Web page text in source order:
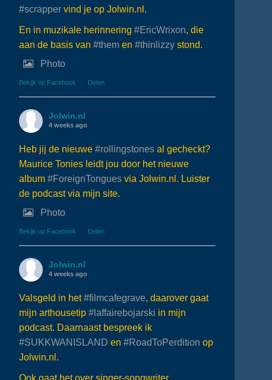
#scrapper vind je op Jolwin.nl.
En in muzikale herinnering #EricWrixon, die
aan de basis van #them en #thinlizzy stond.
Photo
Bekijk op Facebook · Delen
Jolwin.nl
4 weeks ago
Heb jij de nieuwe #rollingstones al gecheckt?
Maurice Tonies leidt jou door het nieuwe
album #ForeignTongues via Jolwin.nl. Luister
de podcast via mijn site.
Photo
Bekijk op Facebook · Delen
Jolwin.nl
4 weeks ago
Valsgeld in het#filmcafegrave, daarover gaat
mijn arthousetip #laffairebojarski in mijn
podcast. Daarnaast bespreek ik
#SUKKWANISLAND en #RoadToPerdition op
Jolwin.nl.
Ook gaat het over singer-songwriter